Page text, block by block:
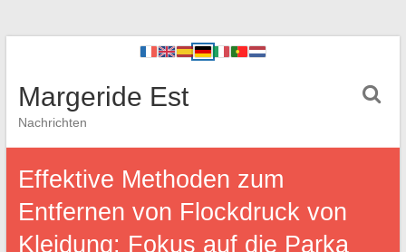
Margeride Est
Nachrichten
Effektive Methoden zum
Entfernen von Flockdruck von
Kleidung: Fokus auf die Parka